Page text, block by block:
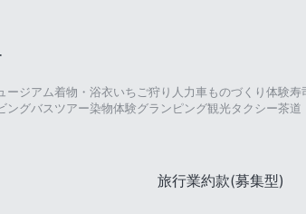
ージアム着物・浴衣いちご狩り 人力車ものづくり体験寿
ングバスツアー染物体験グランピング観光タクシー茶道
旅行業約款(募集型)